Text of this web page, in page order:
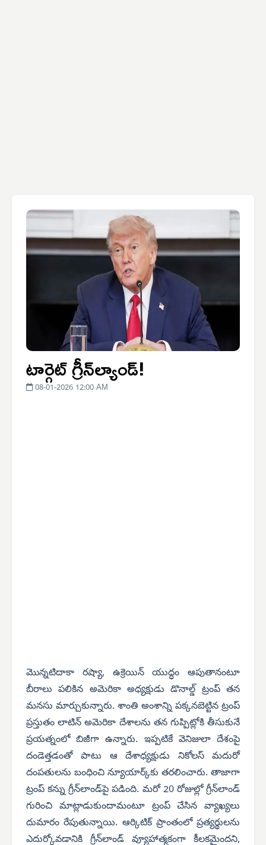
టార్గెట్ గ్రీన్‌ల్యాండ్!
08-01-2026 12:00 AM
మొన్నటిదాకా రష్యా, ఉక్రెయిన్ యుద్ధం ఆపుతానంటూ
బీరాలు పలికిన అమెరికా అధ్యక్షుడు డొనాల్డ్ ట్రంప్ తన
మనసు మార్చుకున్నారు. శాంతి అంశాన్ని పక్కనబెట్టిన ట్రంప్
ప్రస్తుతం లాటిన్ అమెరికా దేశాలను తన గుప్పిట్లోకి తీసుకునే
ప్రయత్నంలో బిజీగా ఉన్నారు. ఇప్పటికే వెనిజులా దేశంపై
దండెత్తడంతో పాటు ఆ దేశాధ్యక్షుడు నికోలస్ మదురో
దంపతులను బంధించి న్యూయార్క్‌కు తరలించారు. తాజాగా
ట్రంప్ కన్ను గ్రీన్‌లాండ్‌పై పడింది. మరో 20 రోజుల్లో గ్రీన్‌లాండ్
గురించి మాట్లాడుకుందామంటూ ట్రంప్ చేసిన వ్యాఖ్యలు
దుమారం రేపుతున్నాయి. ఆర్కిటిక్ ప్రాంతంలో ప్రత్యర్థులను
ఎదుర్కోవడానికి గ్రీన్‌లాండ్ వ్యూహాత్మకంగా కీలకమైందని,